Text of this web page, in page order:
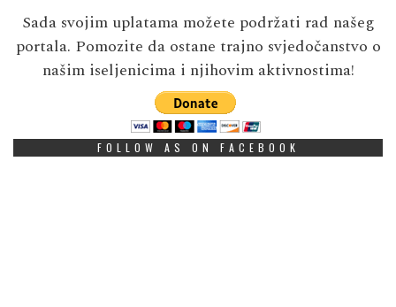
Sada svojim uplatama možete podržati rad našeg
portala. Pomozite da ostane trajno svjedočanstvo o
našim iseljenicima i njihovim aktivnostima!
FOLLOW AS ON FACEBOOK